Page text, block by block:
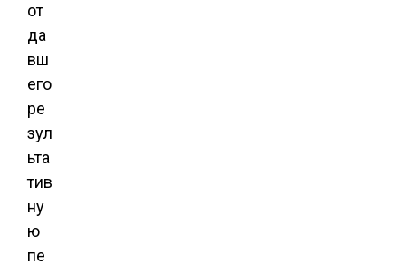
от
да
вш
его
ре
зул
ьта
тив
ну
ю
пе